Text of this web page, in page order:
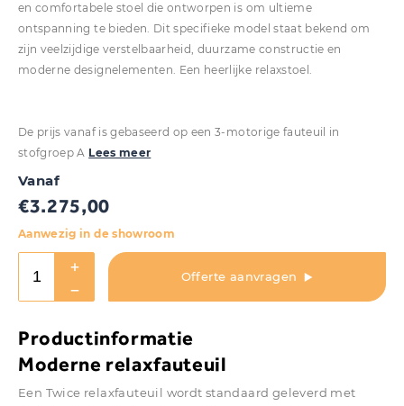
en comfortabele stoel die ontworpen is om ultieme
ontspanning te bieden. Dit specifieke model staat bekend om
zijn veelzijdige verstelbaarheid, duurzame constructie en
moderne designelementen. Een heerlijke relaxstoel.
De prijs vanaf is gebaseerd op een 3-motorige fauteuil in
stofgroep A Lees meer
Vanaf
€3.275,00
Aanwezig in de showroom
Offerte aanvragen
Productinformatie
Moderne relaxfauteuil
Een Twice relaxfauteuil wordt standaard geleverd met